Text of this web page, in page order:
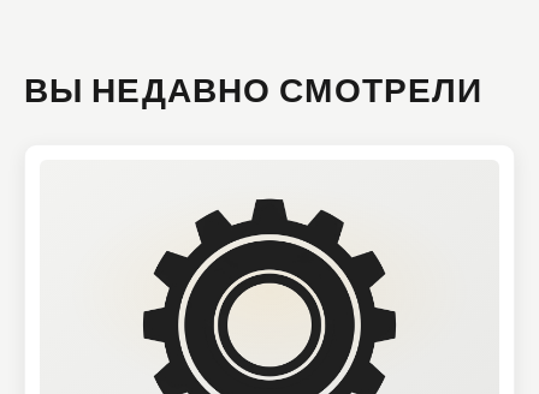
ВЫ НЕДАВНО СМОТРЕЛИ